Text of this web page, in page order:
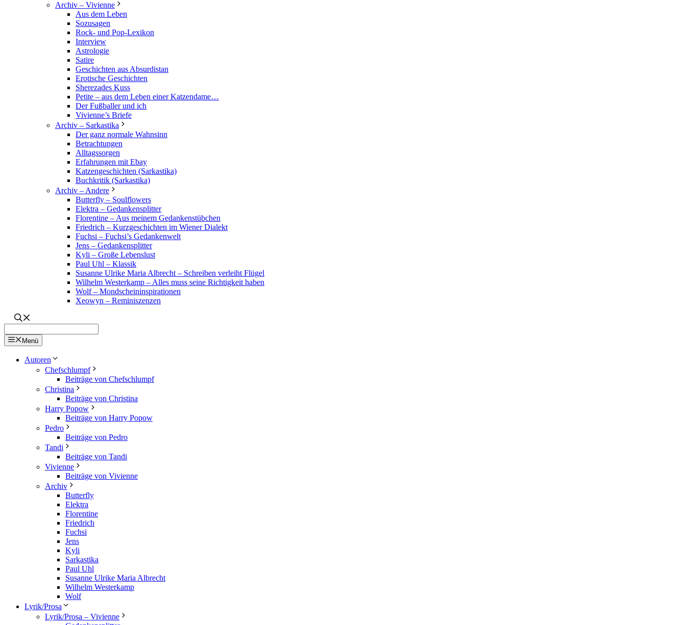
Archiv – Vivienne
Aus dem Leben
Sozusagen
Rock- und Pop-Lexikon
Interview
Astrologie
Satire
Geschichten aus Absurdistan
Erotische Geschichten
Sherezades Kuss
Petite – aus dem Leben einer Katzendame…
Der Fußballer und ich
Vivienne’s Briefe
Archiv – Sarkastika
Der ganz normale Wahnsinn
Betrachtungen
Alltagssorgen
Erfahrungen mit Ebay
Katzengeschichten (Sarkastika)
Buchkritik (Sarkastika)
Archiv – Andere
Butterfly – Soulflowers
Elektra – Gedankensplitter
Florentine – Aus meinem Gedankenstübchen
Friedrich – Kurzgeschichten im Wiener Dialekt
Fuchsi – Fuchsi’s Gedankenwelt
Jens – Gedankensplitter
Kyli – Große Lebenslust
Paul Uhl – Klassik
Susanne Ulrike Maria Albrecht – Schreiben verleiht Flügel
Wilhelm Westerkamp – Alles muss seine Richtigkeit haben
Wolf – Mondscheininspirationen
Xeowyn – Reminiszenzen
Menü
Autoren
Chefschlumpf
Beiträge von Chefschlumpf
Christina
Beiträge von Christina
Harry Popow
Beiträge von Harry Popow
Pedro
Beiträge von Pedro
Tandi
Beiträge von Tandi
Vivienne
Beiträge von Vivienne
Archiv
Butterfly
Elektra
Florentine
Friedrich
Fuchsi
Jens
Kyli
Sarkastika
Paul Uhl
Susanne Ulrike Maria Albrecht
Wilhelm Westerkamp
Wolf
Lyrik/Prosa
Lyrik/Prosa – Vivienne